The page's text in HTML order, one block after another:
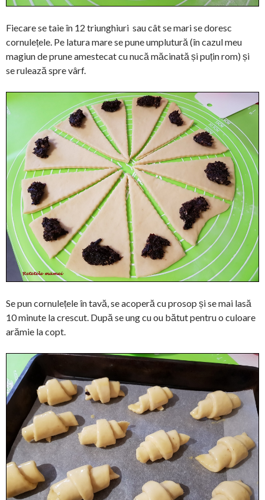
Fiecare se taie în 12 triunghiuri sau cât se mari se doresc
cornulețele. Pe latura mare se pune umplutură (în cazul meu
magiun de prune amestecat cu nucă măcinată și puțin rom) și
se rulează spre vârf.
Se pun cornulețele în tavă, se acoperă cu prosop și se mai lasă
10 minute la crescut. După se ung cu ou bătut pentru o culoare
arămie la copt.